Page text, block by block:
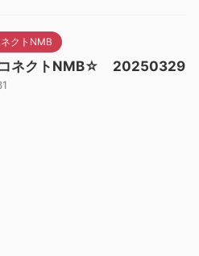
クトNMB
コネクトNMB☆ 20250329